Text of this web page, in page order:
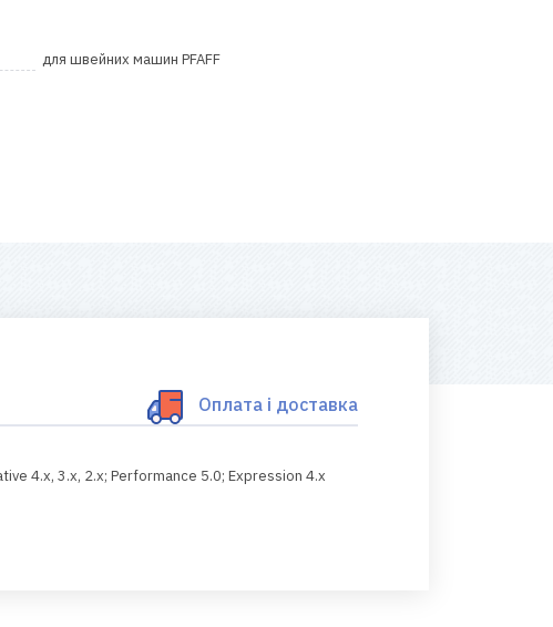
для швейних машин PFAFF
Оплата і доставка
4.x, 3.x, 2.x; Performance 5.0; Expression 4.x